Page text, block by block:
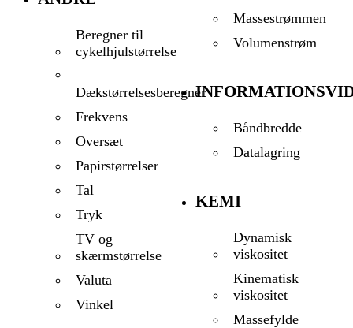
Beregner til
cykelhjulstørrelse
Dækstørrelsesberegner
Frekvens
Oversæt
Papirstørrelser
Tal
Tryk
TV og
skærmstørrelse
Valuta
Vinkel
Massestrømmen
Volumenstrøm
Båndbredde
Datalagring
KEMI
Dynamisk
viskositet
Kinematisk
viskositet
Massefylde